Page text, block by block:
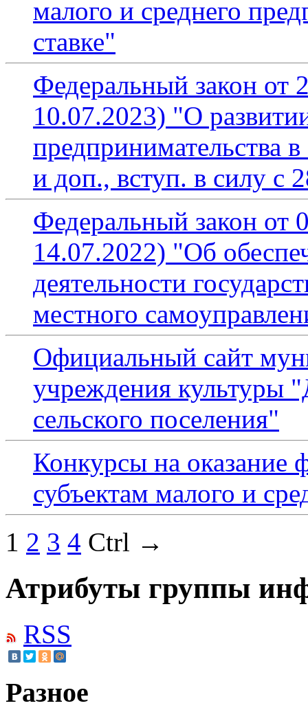
малого и среднего
ставке"
Федеральный закон от
10.07.2023) "О
предпринимательства
и доп., вступ. в силу с
Федеральный закон от
14.07.2022) "Об
деятельности
местного
Официальный сайт
учреждения культуры
сельского поселения"
Конкурсы на оказание
субъектам малого и
1 2 3 4 Ctrl →
Атрибуты группы
RSS
Разное